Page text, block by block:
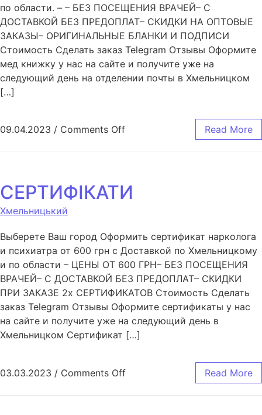
по области. – – БЕЗ ПОСЕЩЕНИЯ ВРАЧЕЙ– С
ДОСТАВКОЙ БЕЗ ПРЕДОПЛАТ– СКИДКИ НА ОПТОВЫЕ
ЗАКАЗЫ– ОРИГИНАЛЬНЫЕ БЛАНКИ И ПОДПИСИ
Стоимость Сделать заказ Telegram Отзывы Оформите
мед книжку у нас на сайте и получите уже на
следующий день на отделении почты в Хмельницком
[…]
09.04.2023 / Comments Off Read More
СЕРТИФІКАТИ
Хмельницький
Выберете Ваш город Оформить сертификат нарколога
и психиатра от 600 грн с Доставкой по Хмельницкому
и по области – ЦЕНЫ ОТ 600 ГРН– БЕЗ ПОСЕЩЕНИЯ
ВРАЧЕЙ– С ДОСТАВКОЙ БЕЗ ПРЕДОПЛАТ– СКИДКИ
ПРИ ЗАКАЗЕ 2х СЕРТИФИКАТОВ Стоимость Сделать
заказ Telegram Отзывы Оформите сертификаты у нас
на сайте и получите уже на следующий день в
Хмельницком Сертификат […]
03.03.2023 / Comments Off Read More